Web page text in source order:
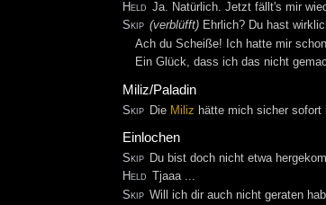
Held Ja. Natürlich. Jetzt fällt's mir
Skip (verblüfft) Ehrlich? Du hast
Ach du Scheiße! Ich hatte mir
Ein Glück, dass ich das nicht
Miliz/Paladin
Skip Die Miliz hätte mich sicher sofort
Einlochen
Skip Du bist doch nicht etwa
Held
Tjaaa ...
Skip Will ich dir auch nicht geraten